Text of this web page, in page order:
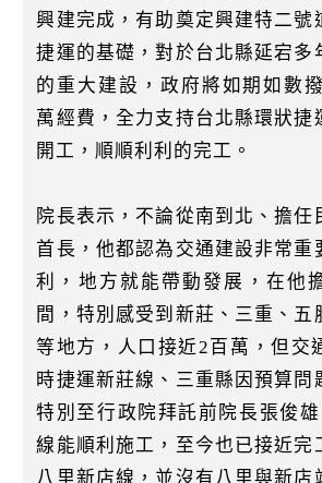
興建完成，有助奠定興建特二號
捷運的基礎，對於台北縣延宕多
的重大建設，政府將如期如數
萬經費，全力支持台北縣環狀捷
開工，順順利利的完工。
院長表示，不論從南到北、擔任
首長，他都認為交通建設非常重
利，地方就能帶動發展，在他
間，特別感受到新莊、三重、五
等地方，人口接近2百萬，但交
時捷運新莊線、三重縣因預算問
特別至行政院拜託前院長張俊
線能順利施工，至今也已接近完
八里新店線，並沒有八里與新店